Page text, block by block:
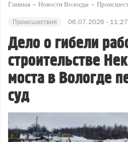
Главная Новости Вологды
Происшествия 06.07.2026 - 11:27
Дело о гибели
строительстве
моста в Вологде
суд